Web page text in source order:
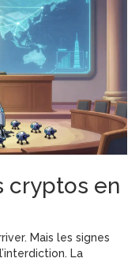
cryptos en
Mais les signes
La